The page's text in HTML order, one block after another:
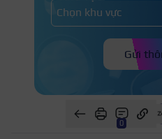
Ngoài ra, họ cũng rất dễ
đòi hỏi chuyên môn kỹ
chuyên gia đào tạo nghề,
làm đẹp, chăm sóc sức khỏe.
Gửi
0